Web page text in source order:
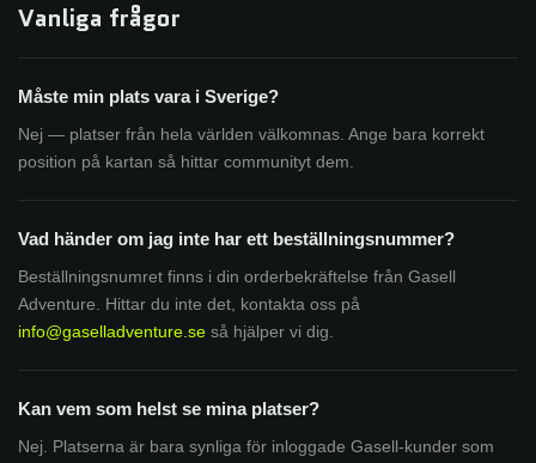
Vanliga frågor
Måste min plats vara i Sverige?
Nej — platser från hela världen välkomnas. Ange bara korrekt
position på kartan så hittar communityt dem.
Vad händer om jag inte har ett beställningsnummer?
Beställningsnumret finns i din orderbekräftelse från Gasell
Adventure. Hittar du inte det, kontakta oss på
info@gaselladventure.se så hjälper vi dig.
Kan vem som helst se mina platser?
Nej. Platserna är bara synliga för inloggade Gasell-kunder som